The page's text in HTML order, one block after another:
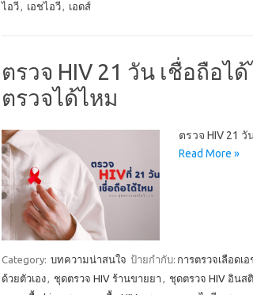
ไอวี, เอชไอวี, เอดส์
ตรวจ HIV 21 วัน เชื่อถือไ
ตรวจได้ไหม
ตรวจ HIV 21
Read More »
Category: บทความน่าสนใจ ป้ายกำกับ: การตรวจเลือดเ
ด้วยตัวเอง, ชุดตรวจ HIV ร้านขายยา , ชุดตรวจ HIV อินสติ